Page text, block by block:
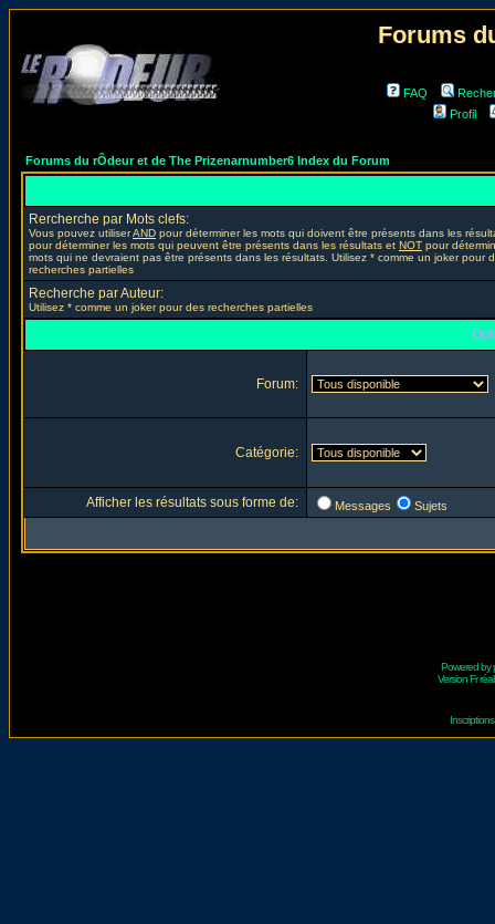
Forums
FAQ
Profil
Forums du rÔdeur et de The Prizenarnumber6 Index du Forum
Rercherche par Mots clefs:
Vous pouvez utiliserAND pour déterminer les mots qui doivent être présents dans les
pour déterminer les mots qui peuvent être présents dans les résultats et NOT pour
mots qui ne devraient pas être présents dans les résultats. Utilisez * comme un joker pour
recherches partielles
Recherche par Auteur:
Utilisez * comme un joker pour des recherches partielles
Forum:
Catégorie:
Afficher les résultats sous forme de: Messages Sujets
Powered by
Version Fr